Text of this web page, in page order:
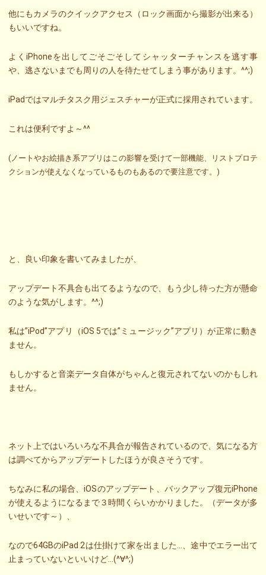
他にもカメラのクイックアクセス（ロック画面から撮影が出来る）
もいいですね。
よくiPhoneを出してごそごそしてシャッターチャンスを逃す事
や、逃さないまでも周りの人を待たせてしまう事があります。^^;)
iPadではマルチタスク用ジェスチャーが正式に採用されています。
これは便利ですよ～^^
(ノートやお絵描き系アプリはこの影響を受けて一部機能、リストプロテ
クションが使えなくなっているものもあるので要注意です。)
と、良い印象を書いてみましたが、
アップデート不具合も出てるようなので、もう少し待った方が懸命
のような気がします。^^;)
私は”iPod”アプリ（iOS 5では”ミュージック”アプリ）が正常に動き
ません。
もしかすると音楽データ自体がちゃんと復元されてないのかもしれ
ません。
ネット上ではいろいろな不具合が報告されているので、気になる方
は調べてからアップデートしたほうが良さそうです。
ちなみに私の場合、iOSのアップデート、バックアップ復元iPhone
が使えるようになるまで３時間くらいかかりました。（データが多
いせいです～）、
なので64GBのiPad 2は仕掛けて家を出ました…、途中でエラー出て
止まっていないといいけど…(^∀^;)